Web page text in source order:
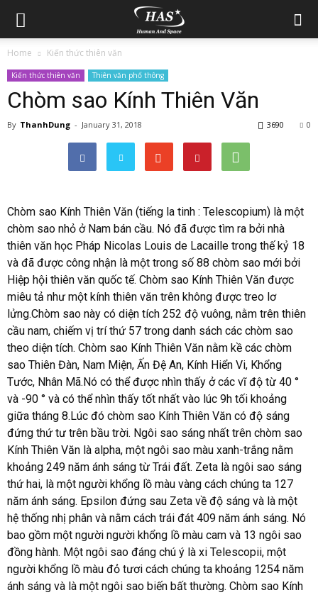
Home Kiến thức thiên văn
Kiến thức thiên văn Thiên văn phổ thông
Chòm sao Kính Thiên Văn
By ThanhDung - January 31, 2018 0
3690
Chòm sao Kính Thiên Văn (tiếng la tinh : Telescopium) là một
chòm sao nhỏ ở Nam bán cầu. Nó đã được tìm ra bởi nhà
thiên văn học Pháp Nicolas Louis de Lacaille trong thế kỷ 18
và đã được công nhận là một trong số 88 chòm sao mới bởi
Hiệp hội thiên văn quốc tế. Chòm sao Kính Thiên Văn được
miêu tả như một kính thiên văn trên không được treo lơ
lửng.Chòm sao này có diện tích 252 độ vuông, nằm trên thiên
cầu nam, chiếm vị trí thứ 57 trong danh sách các chòm sao
theo diện tích. Chòm sao Kính Thiên Văn nằm kề các chòm
sao Thiên Đàn, Nam Miện, Ấn Đệ An, Kính Hiển Vi, Khổng
Tước, Nhân Mã.Nó có thể được nhìn thấy ở các vĩ độ từ 40 °
và -90 ° và có thể nhìn thấy tốt nhất vào lúc 9h tối khoảng
giữa tháng 8.Lúc đó chòm sao Kính Thiên Văn có độ sáng
đứng thứ tư trên bầu trời. Ngôi sao sáng nhất trên chòm sao
Kính Thiên Văn là alpha, một ngôi sao màu xanh-trắng nằm
khoảng 249 năm ánh sáng từ Trái đất. Zeta là ngôi sao sáng
thứ hai, là một người khổng lồ màu vàng cách chúng ta 127
năm ánh sáng. Epsilon đứng sau Zeta về độ sáng và là một
hệ thống nhị phân và nằm cách trái đát 409 năm ánh sáng. Nó
bao gồm một người người khổng lồ màu cam và 13 ngôi sao
đồng hành. Một ngôi sao đáng chú ý là xi Telescopii, một
người khổng lồ màu đỏ tươi cách chúng ta khoảng 1254 năm
ánh sáng và là một ngôi sao biến bất thường. Chòm sao Kính